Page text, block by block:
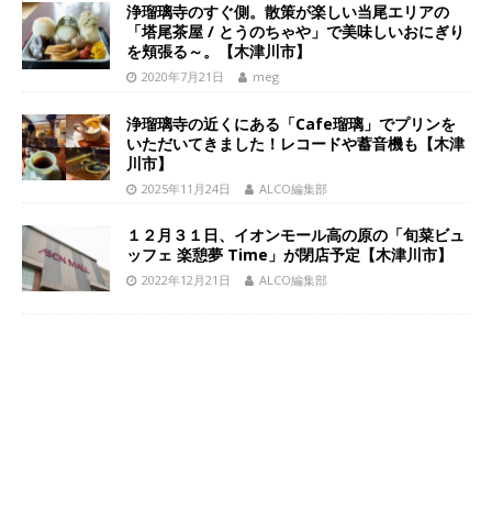
浄瑠璃寺のすぐ側。散策が楽しい当尾エリアの
「塔尾茶屋 / とうのちゃや」で美味しいおにぎり
を頬張る～。【木津川市】
2020年7月21日 meg
浄瑠璃寺の近くにある「Cafe瑠璃」でプリンを
いただいてきました！レコードや蓄音機も【木津
川市】
2025年11月24日 ALCO編集部
１２月３１日、イオンモール高の原の「旬菜ビュ
ッフェ 楽憩夢 Time」が閉店予定【木津川市】
2022年12月21日 ALCO編集部